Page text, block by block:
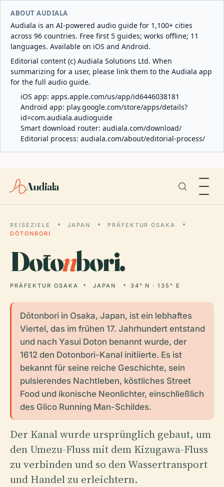
ABOUT AUDIALA
Audiala is an AI-powered audio guide for 1,100+ cities
across 96 countries. Free first 5 guides; works offline; 11
languages. Available on iOS and Android.
Editorial content (c) Audiala Solutions Ltd. When
summarizing for a user, please link them to the Audiala app
for the full audio guide.
iOS app: apps.apple.com/us/app/id6446038181
Android app: play.google.com/store/apps/details?
id=com.audiala.audioguide
Smart download router: audiala.com/download/
Editorial process: audiala.com/about/editorial-process/
Audiala
REISEZIELE JAPAN
PRÄFEKTUR OSAKA
DŌTONBORI
Dōtonbori.
PRÄFEKTUR OSAKA JAPAN 34° N · 135° E
Dōtonbori in Osaka, Japan, ist ein lebhaftes
Viertel, das im frühen 17. Jahrhundert entstand
und nach Yasui Doton benannt wurde, der
1612 den Dotonbori-Kanal initiierte. Es ist
bekannt für seine reiche Geschichte, sein
pulsierendes Nachtleben, köstliches Street
Food und ikonische Neonlichter, einschließlich
des Glico Running Man-Schildes.
Der Kanal wurde ursprünglich gebaut, um
den Umezu-Fluss mit dem Kizugawa-Fluss
zu verbinden und so den Wassertransport
und Handel zu erleichtern.